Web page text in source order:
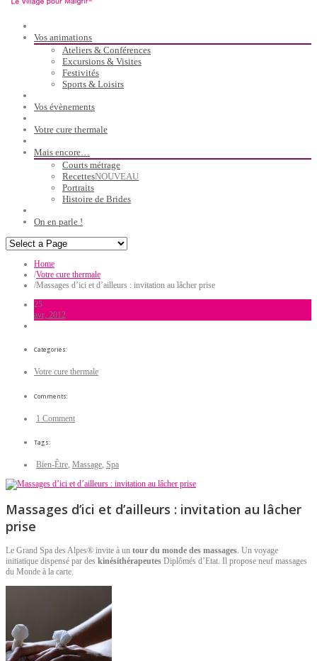
Vos animations
Ateliers & Conférences
Excursions & Visites
Festivités
Sports & Loisirs
Vos évènements
Votre cure thermale
Mais encore…
Courts métrage
RecettesNOUVEAU
Portraits
Histoire de Brides
On en parle !
Home
/Votre cure thermale
/Massages d’ici et d’ailleurs : invitation au lâcher prise
25
avr, 2012
Categories:
Votre cure thermale
Comments:
1 Comment
Tags:
Bien-Être, Massage, Spa
Massages d’ici et d’ailleurs : invitation au lâcher
prise
Le Grand Spa des Alpes® invite à un tour du monde des massages. Un voyage
initiatique dispensé par des kinésithérapeutes Diplômés d’Etat. Il propose neuf massages
du Monde à la carte.